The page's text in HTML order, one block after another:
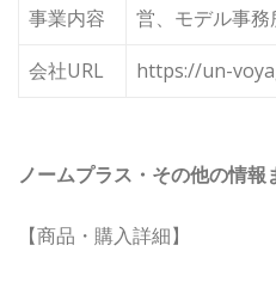
事業内容
営、モデル事
会社URL
https://un-
ノームプラス・その他の情報
【商品・購入詳細】